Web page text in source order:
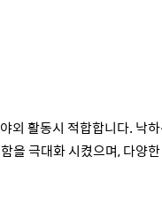
외 활동시 적합합니다.
을 극대화 시켰으며, 다양